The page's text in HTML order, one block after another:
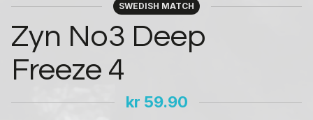
SWEDISH MATCH
Zyn No3 Deep
Freeze 4
kr 59.90